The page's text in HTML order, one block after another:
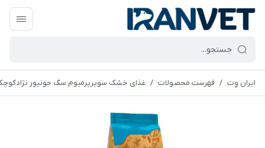
ایران وِت / فهرست محصولات / غذای خشک سوپرپرمیوم سگ جونیور نژادکوچک وودو